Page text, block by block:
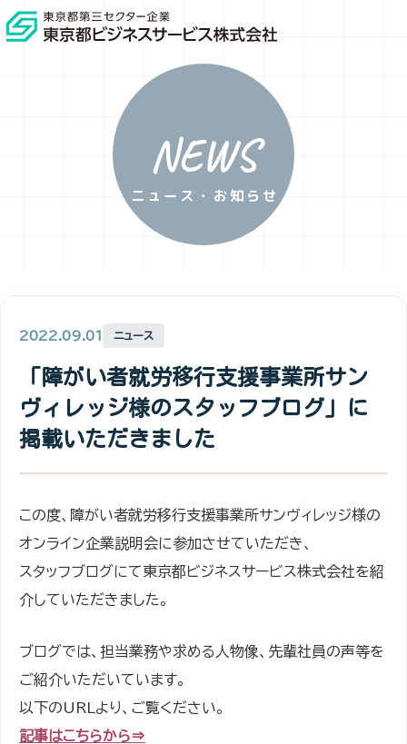
NEWS
ニュース・お知らせ
2022.09.01 ニュース
「障がい者就労移行支援事業所サン
ヴィレッジ様のスタッフブログ」に
掲載いただきました
この度、障がい者就労移行支援事業所サンヴィレッジ様の
オンライン企業説明会に参加させていただき、
スタッフブログにて東京都ビジネスサービス株式会社を紹
介していただきました。
ブログでは、担当業務や求める人物像、先輩社員の声等を
ご紹介いただいています。
以下のURLより、ご覧ください。
記事はこちらから⇒